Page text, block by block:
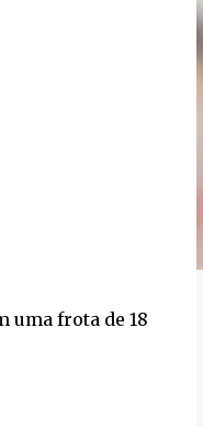
uma frota de 18